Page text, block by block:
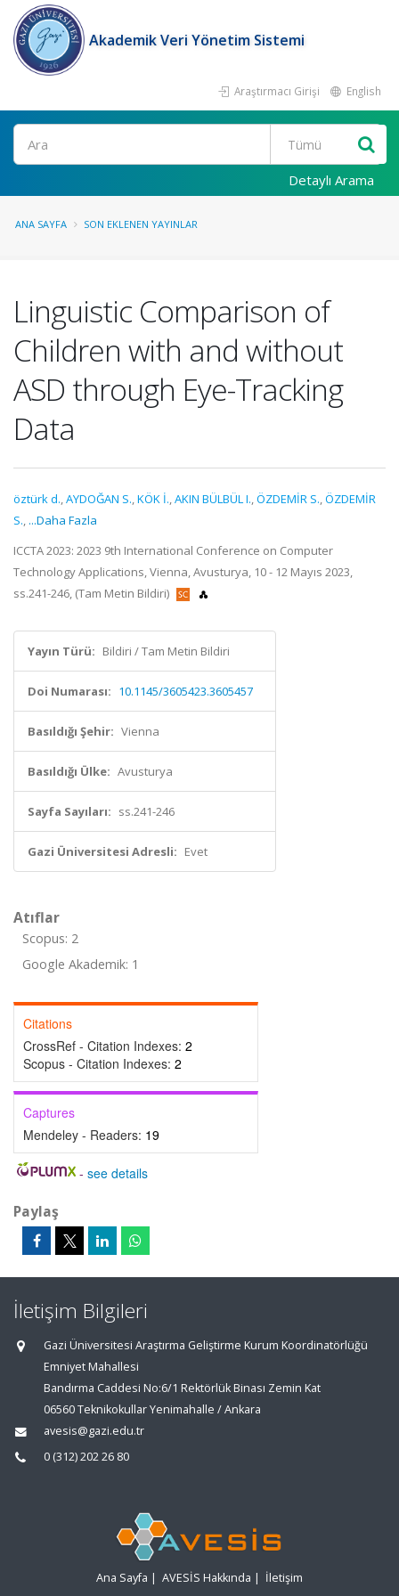
Akademik Veri Yönetim Sistemi
Araştırmacı Girişi English
Ara
Detaylı Arama
ANA SAYFA SON EKLENEN YAYINLAR
Linguistic Comparison of
Children with and without
ASD through Eye-Tracking
Data
öztürk d.,AYDOĞAN S.,KÖK İ.,AKIN BÜLBÜL I.,ÖZDEMİR S.,ÖZDEMİR
S., ...Daha Fazla
ICCTA 2023: 2023 9th International Conference on Computer
Technology Applications, Vienna, Avusturya, 10 - 12 Mayıs 2023,
ss.241-246, (Tam Metin Bildiri)
Yayın Türü: Bildiri / Tam Metin Bildiri
Doi Numarası: 10.1145/3605423.3605457
Basıldığı Şehir: Vienna
Basıldığı Ülke: Avusturya
Sayfa Sayıları: ss.241-246
Gazi Üniversitesi Adresli: Evet
Atıflar
Scopus: 2
Google Akademik: 1
Citations
CrossRef - Citation Indexes: 2
Scopus - Citation Indexes: 2
Captures
Mendeley - Readers: 19
- see details
Paylaş
İletişim Bilgileri
Gazi Üniversitesi Araştırma Geliştirme Kurum Koordinatörlüğü
Emniyet Mahallesi
Bandırma Caddesi No:6/1 Rektörlük Binası Zemin Kat
06560 Teknikokullar Yenimahalle / Ankara
avesis@gazi.edu.tr
0 (312) 202 26 80
Ana Sayfa | AVESİS Hakkında | İletişim